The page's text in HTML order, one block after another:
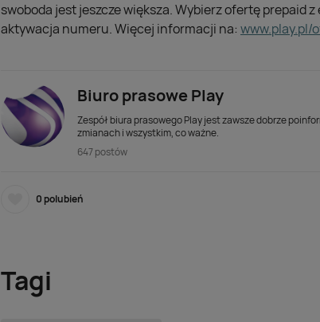
swoboda jest jeszcze większa. Wybierz ofertę prepaid
aktywacja numeru. Więcej informacji na: www.play.pl/
Biuro prasowe Play
Zespół biura prasowego Play jest zawsze dobrze
zmianach i wszystkim, co ważne.
647 postów
0 polubień
Tagi